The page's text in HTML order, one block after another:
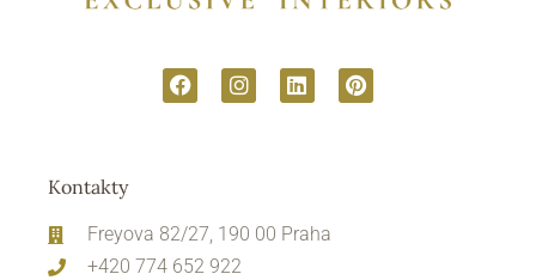
Kontakty
Freyova 82/27, 190 00 Praha
+420 774 652 922